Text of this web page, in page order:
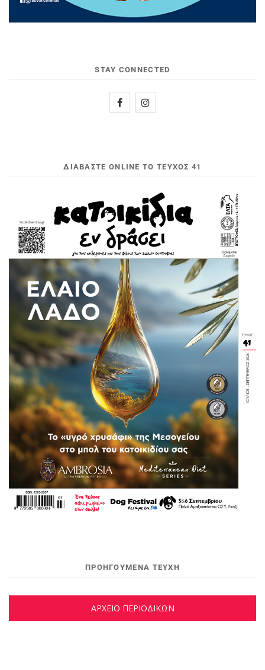
STAY CONNECTED
ΔΙΑΒΆΣΤΕ ONLINE ΤΟ ΤΕΎΧΟΣ 41
ΠΡΟΗΓΟΥΜΕΝΑ ΤΕΥΧΗ
ΑΡΧΕΙΟ ΠΕΡΙΟΔΙΚΩΝ